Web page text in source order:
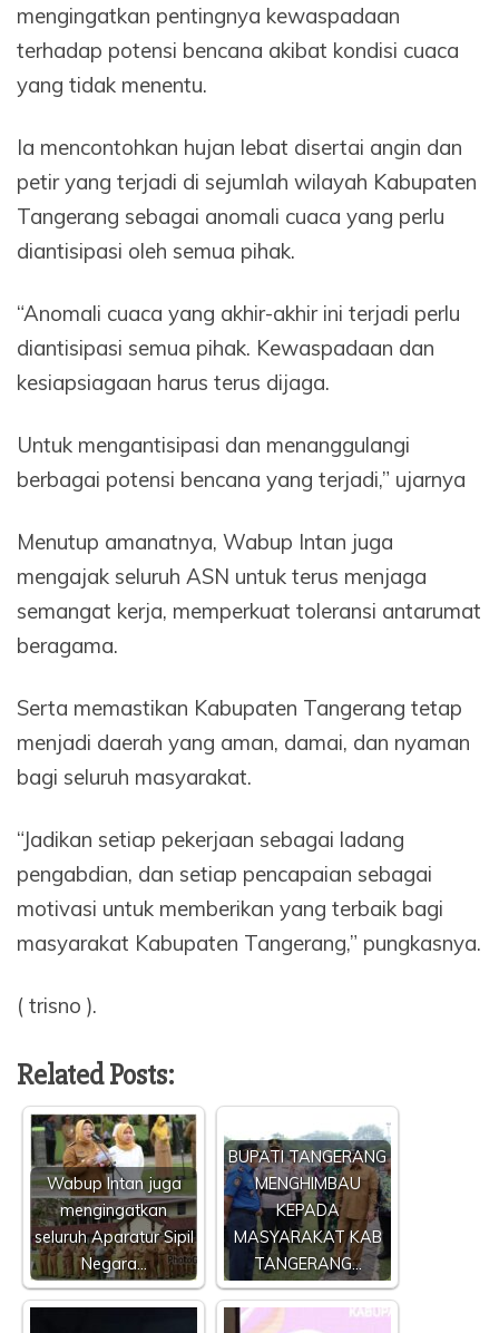
mengingatkan pentingnya kewaspadaan
terhadap potensi bencana akibat kondisi cuaca
yang tidak menentu.
Ia mencontohkan hujan lebat disertai angin dan
petir yang terjadi di sejumlah wilayah Kabupaten
Tangerang sebagai anomali cuaca yang perlu
diantisipasi oleh semua pihak.
“Anomali cuaca yang akhir-akhir ini terjadi perlu
diantisipasi semua pihak. Kewaspadaan dan
kesiapsiagaan harus terus dijaga.
Untuk mengantisipasi dan menanggulangi
berbagai potensi bencana yang terjadi,” ujarnya
Menutup amanatnya, Wabup Intan juga
mengajak seluruh ASN untuk terus menjaga
semangat kerja, memperkuat toleransi antarumat
beragama.
Serta memastikan Kabupaten Tangerang tetap
menjadi daerah yang aman, damai, dan nyaman
bagi seluruh masyarakat.
“Jadikan setiap pekerjaan sebagai ladang
pengabdian, dan setiap pencapaian sebagai
motivasi untuk memberikan yang terbaik bagi
masyarakat Kabupaten Tangerang,” pungkasnya.
( trisno ).
Related Posts:
Wabup Intan juga
mengingatkan
seluruh Aparatur Sipil
Negara…
BUPATI TANGERANG
MENGHIMBAU
KEPADA
MASYARAKAT KAB
TANGERANG…